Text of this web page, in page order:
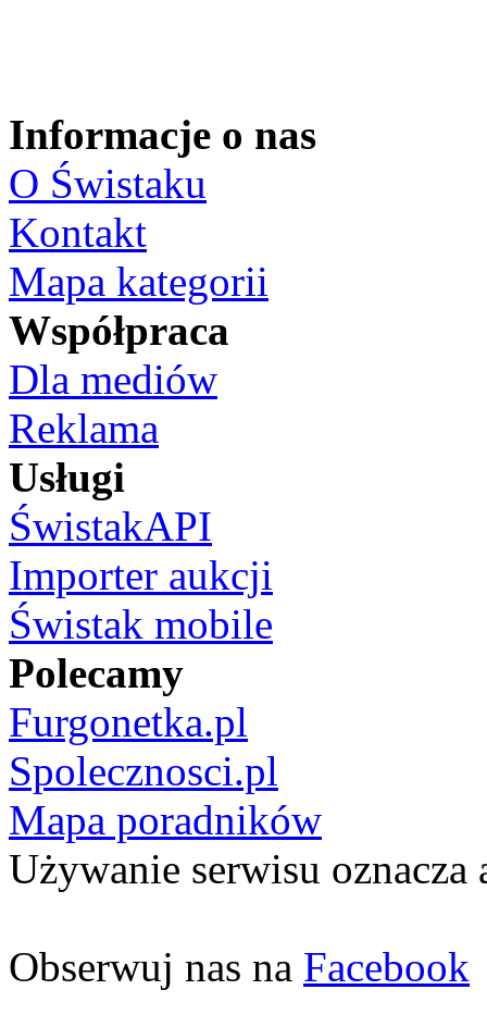
Informacje o nas
O Świstaku
Kontakt
Mapa kategorii
Współpraca
Dla mediów
Reklama
Usługi
ŚwistakAPI
Importer aukcji
Świstak mobile
Polecamy
Furgonetka.pl
Spolecznosci.pl
Mapa poradników
Używanie serwisu oznacza
Obserwuj nas na Facebook